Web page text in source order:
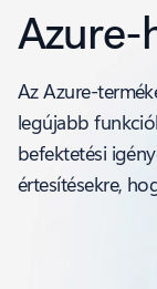
Azure-
Az Azure-
legújabb
befektetési
értesítésekre,